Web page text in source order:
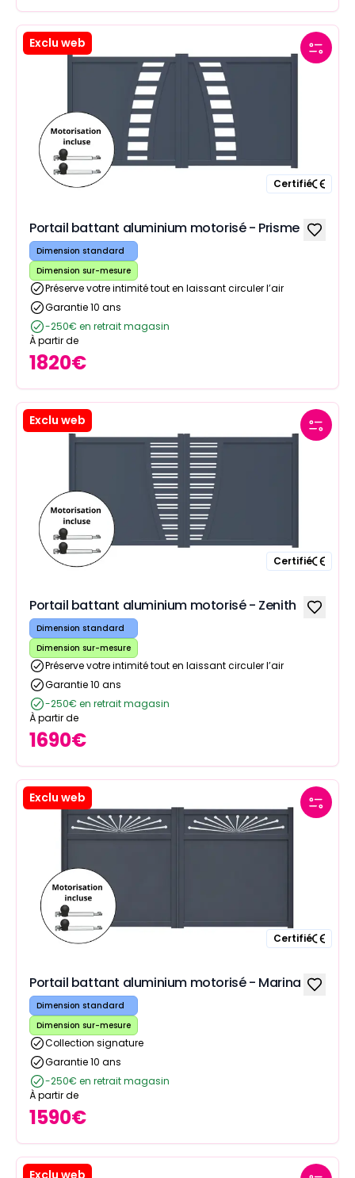
Exclu web
Certifié
Portail battant aluminium motorisé - Prisme
Dimension standard
Dimension sur-mesure
Préserve votre intimité tout en laissant circuler l’air
Garantie 10 ans
-250€ en retrait magasin
À partir de
1820€
Exclu web
Certifié
Portail battant aluminium motorisé - Zenith
Dimension standard
Dimension sur-mesure
Préserve votre intimité tout en laissant circuler l’air
Garantie 10 ans
-250€ en retrait magasin
À partir de
1690€
Exclu web
Certifié
Portail battant aluminium motorisé - Marina
Dimension standard
Dimension sur-mesure
Collection signature
Garantie 10 ans
-250€ en retrait magasin
À partir de
1590€
Exclu web